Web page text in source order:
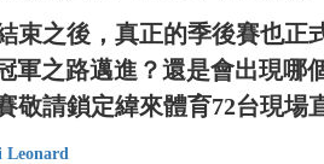
束之後，真正的季後賽也正
軍之路邁進？還是會出現哪
敬請鎖定緯來體育72台現場
Leonard